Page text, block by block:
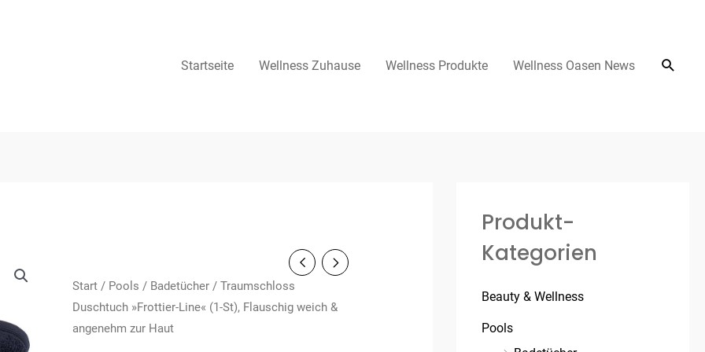
Startseite Wellness Zuhause Wellness Produkte Wellness Oasen News
Start/ Pools / Badetücher/ Traumschloss
Duschtuch »Frottier-Line« (1-St), Flauschig weich &
angenehm zur Haut
Produkt-
Kategorien
Beauty & Wellness
Pools